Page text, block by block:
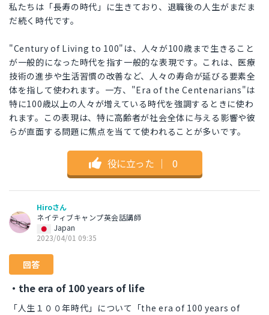
私たちは「長寿の時代」に生きており、退職後の人生がまだま
だ続く時代です。
"Century of Living to 100"は、人々が100歳まで生きること
が一般的になった時代を指す一般的な表現です。これは、医療
技術の進歩や生活習慣の改善など、人々の寿命が延びる要素全
体を指して使われます。一方、"Era of the Centenarians"は
特に100歳以上の人々が増えている時代を強調するときに使わ
れます。この表現は、特に高齢者が社会全体に与える影響や彼
らが直面する問題に焦点を当てて使われることが多いです。
役に立った ｜ 0
Hiroさん
ネイティブキャンプ英会話講師
Japan
2023/04/01 09:35
回答
・the era of 100 years of life
「人生１００年時代」について「the era of 100 years of